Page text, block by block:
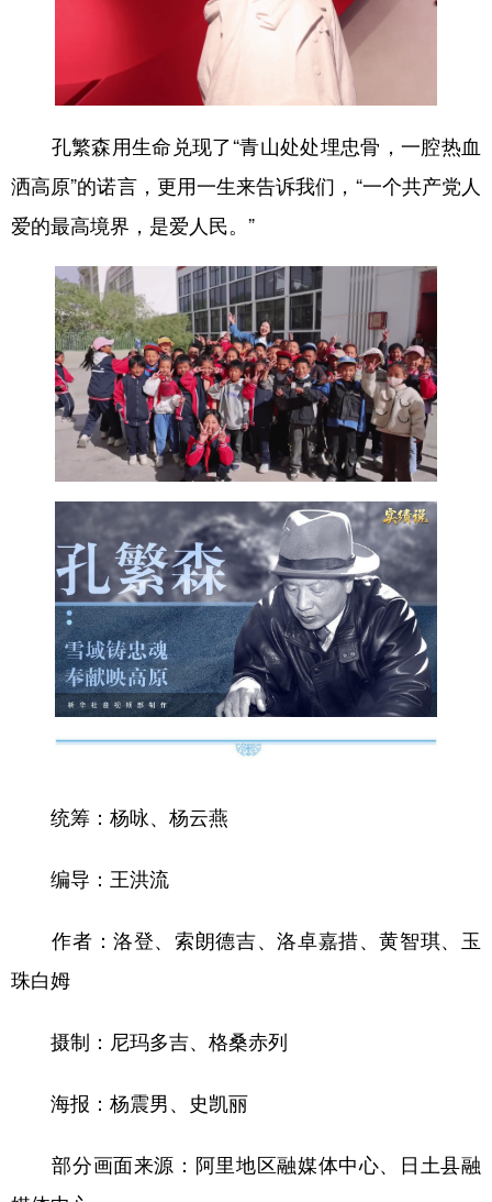
孔繁森用生命兑现了“青山处处埋忠骨，一腔热血
洒高原”的诺言，更用一生来告诉我们，“一个共产党人
爱的最高境界，是爱人民。”
统筹：杨咏、杨云燕
编导：王洪流
作者：洛登、索朗德吉、洛卓嘉措、黄智琪、玉
珠白姆
摄制：尼玛多吉、格桑赤列
海报：杨震男、史凯丽
部分画面来源：阿里地区融媒体中心、日土县融